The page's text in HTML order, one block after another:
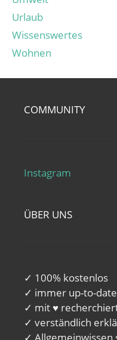
Urlaub
Wissenswertes
Wohnen
COMMUNITY
Instagram
ÜBER UNS
✓ 100% kostenlos
✓ immer up-to-date
✓ mit ♥
✓ verständlich